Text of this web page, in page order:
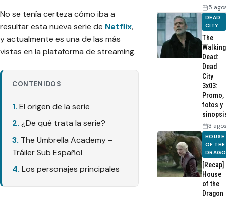
No se tenía certeza cómo iba a
resultar esta nueva serie de Netflix,
y actualmente es una de las más
vistas en la plataforma de streaming.
CONTENIDOS
El origen de la serie
¿De qué trata la serie?
The Umbrella Academy –
Tráiler Sub Español
Los personajes principales
5
DEAD
CITY
The
Walking
Dead:
Dead
City
3x03:
Promo,
fotos y
3
HOUSE
OF THE
[Recap]
House
of the
Dragon